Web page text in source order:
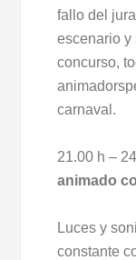
fallo del
escenario y
concurso,
carnaval.
21.00 h –
animado
Luces y
constante